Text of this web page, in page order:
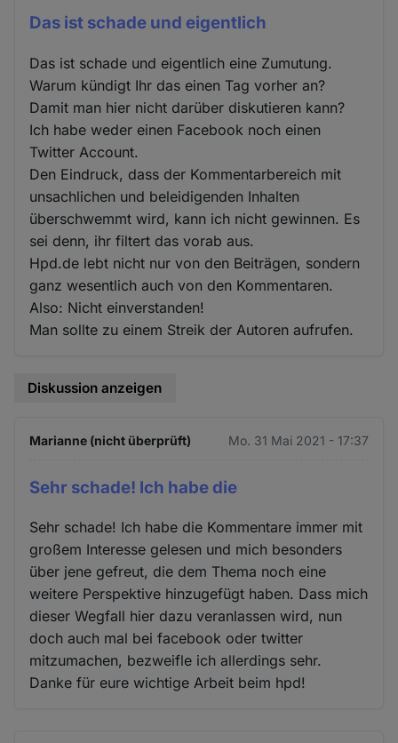
Das ist schade und eigentlich
Das ist schade und eigentlich eine Zumutung.
Warum kündigt Ihr das einen Tag vorher an?
Damit man hier nicht darüber diskutieren kann?
Ich habe weder einen Facebook noch einen
Twitter Account.
Den Eindruck, dass der Kommentarbereich mit
unsachlichen und beleidigenden Inhalten
überschwemmt wird, kann ich nicht gewinnen. Es
sei denn, ihr filtert das vorab aus.
Hpd.de lebt nicht nur von den Beiträgen, sondern
ganz wesentlich auch von den Kommentaren.
Also: Nicht einverstanden!
Man sollte zu einem Streik der Autoren aufrufen.
Diskussion anzeigen
Marianne (nicht überprüft) Mo. 31 Mai 2021 - 17:37
Sehr schade! Ich habe die
Sehr schade! Ich habe die Kommentare immer mit
großem Interesse gelesen und mich besonders
über jene gefreut, die dem Thema noch eine
weitere Perspektive hinzugefügt haben. Dass mich
dieser Wegfall hier dazu veranlassen wird, nun
doch auch mal bei facebook oder twitter
mitzumachen, bezweifle ich allerdings sehr.
Danke für eure wichtige Arbeit beim hpd!